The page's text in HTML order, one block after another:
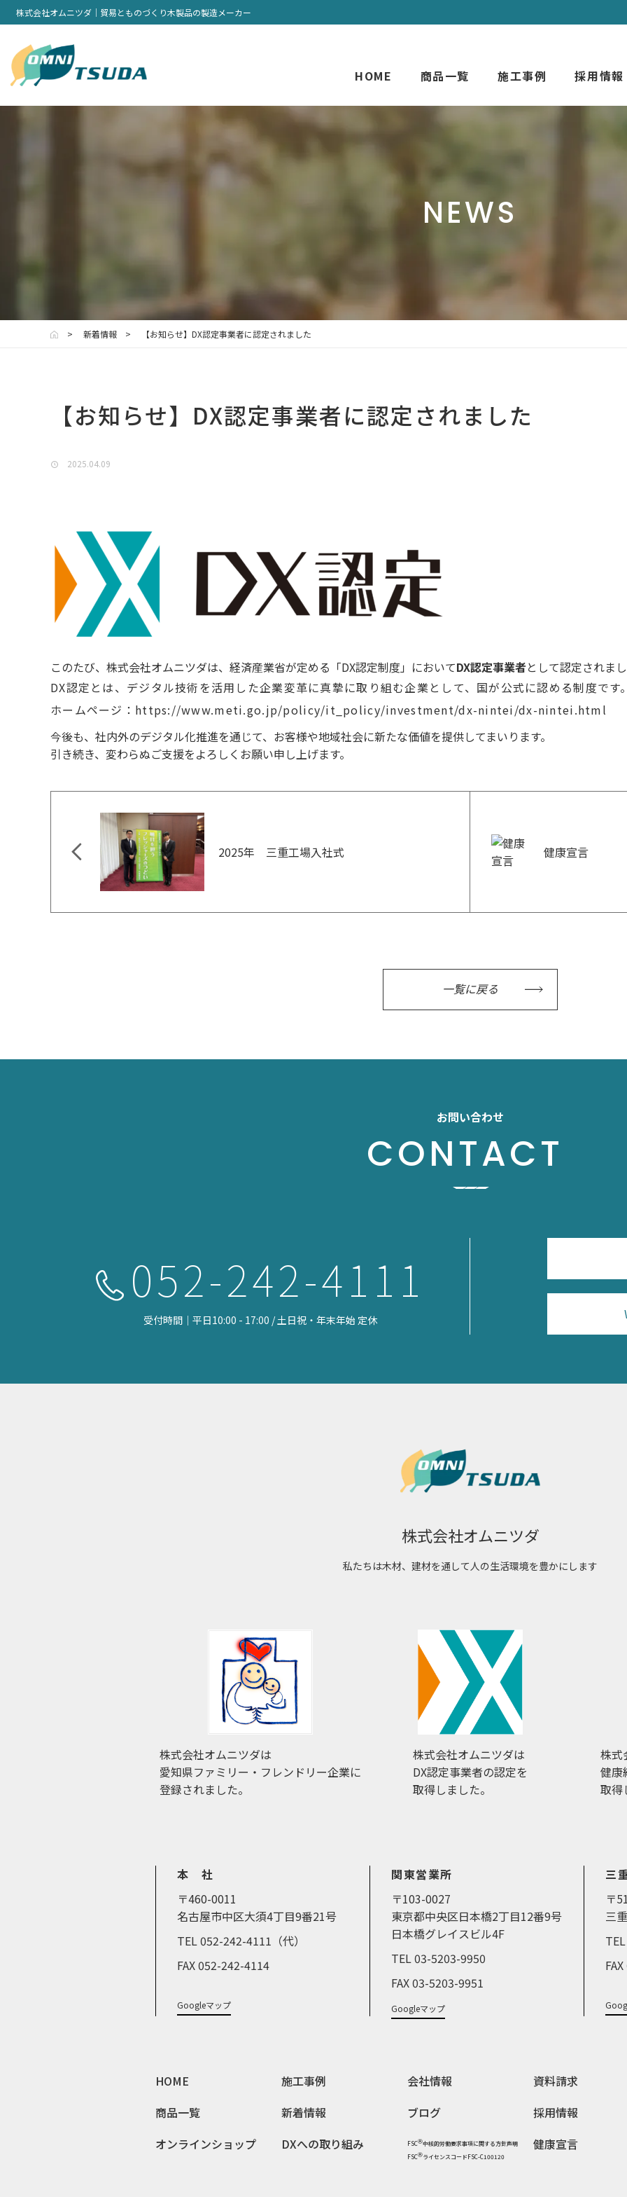
株式会社オムニツダ｜貿易とものづくり木製品の製造メーカー
HOME 商品一覧 施工事例 採用情報
NEWS
新着情報 【お知らせ】DX認定事業者に認定されました
【お知らせ】DX認定事業者に認定されました
2025.04.09
このたび、株式会社オムニツダは、経済産業省が定める「DX認定制度」においてDX認定事業者として認定されま
DX認定とは、デジタル技術を活用した企業変革に真摯に取り組む企業として、国が公式に認める制度です
ホームページ： https://www.meti.go.jp/policy/it_policy/investment/dx-nintei/dx-nintei.html
今後も、社内外のデジタル化推進を通じて、お客様や地域社会に新たな価値を提供してまいります。
引き続き、変わらぬご支援をよろしくお願い申し上げます。
2025年 三重工場入社式 健康宣言
一覧に戻る
お問い合わせ
CONTACT
052-242-4111
受付時間｜平日10:00 - 17:00 / 土日祝・年末年始 定休
株式会社オムニツダ
私たちは木材、建材を通して 人の生活環境を豊かにします
株式会社オムニツダは
愛知県ファミリー・フレンドリー企業に
登録されました。
株式会社オムニツダは
DX認定事業者の認定を
取得しました。
株式
健康
取得
本 社
〒460-0011
名古屋市中区大須4丁目9番21号
TEL 052-242-4111（代）
FAX 052-242-4114
Googleマップ
関東営業所
〒103-0027
東京都中央区日本橋2丁目12番9号
日本橋グレイスビル4F
TEL 03-5203-9950
FAX 03-5203-9951
Googleマップ
三
〒
三
HOME 施工事例 会社情報
資料請求
商品一覧
新着情報 ブログ
採用情報
オンラインショップ
DXへの取り組み FSCⓇ中核的労働要求事項に関する方針声明
FSCⓇライセンスコードFSC-C100120
健康宣言